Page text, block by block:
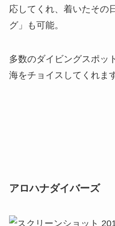
応してくれ、着いたその
グ」も可能。
多数のダイビングスポッ
海をチョイスしてくれま
アロハナダイバーズ